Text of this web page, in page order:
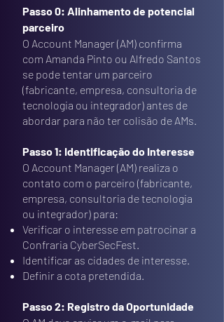
Passo 0: Alinhamento de potencial
parceiro
O Account Manager (AM) confirma
com Amanda Pinto ou Alfredo Santos
se pode tentar um parceiro
(fabricante, empresa, consultoria de
tecnologia ou integrador) antes de
abordar para não ter colisão de AMs.
Passo 1: Identificação do Interesse
O Account Manager (AM) realiza o
contato com o parceiro (fabricante,
empresa, consultoria de tecnologia
ou integrador) para:
Verificar o interesse em patrocinar a
Confraria CyberSecFest.
Identificar as cidades de interesse.
Definir a cota pretendida.
Passo 2: Registro da Oportunidade